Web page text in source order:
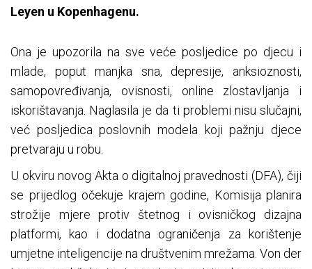
Leyen u Kopenhagenu.
Ona je upozorila na sve veće posljedice po djecu i
mlade, poput manjka sna, depresije, anksioznosti,
samopovređivanja, ovisnosti, online zlostavljanja i
iskorištavanja. Naglasila je da ti problemi nisu slučajni,
već posljedica poslovnih modela koji pažnju djece
pretvaraju u robu.
U okviru novog Akta o digitalnoj pravednosti (DFA), čiji
se prijedlog očekuje krajem godine, Komisija planira
strožije mjere protiv štetnog i ovisničkog dizajna
platformi, kao i dodatna ograničenja za korištenje
umjetne inteligencije na društvenim mrežama. Von der